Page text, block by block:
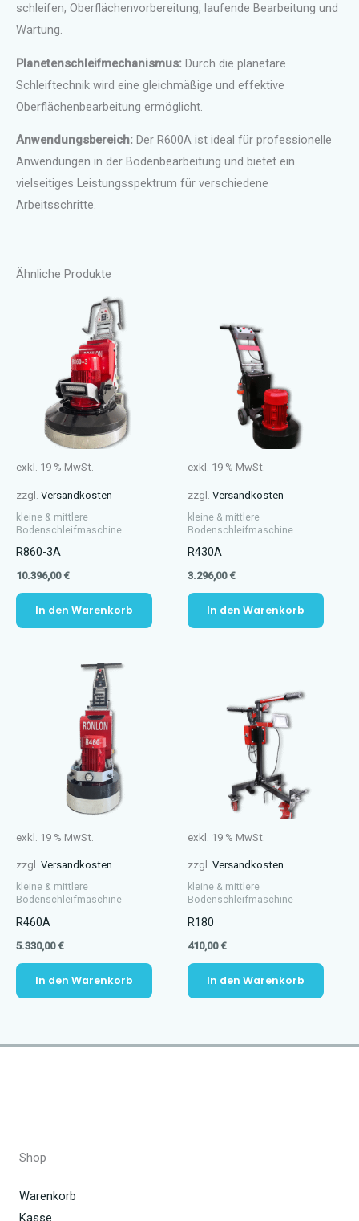
schleifen, Oberflächenvorbereitung, laufende Bearbeitung und
Wartung.
Planetenschleifmechanismus: Durch die planetare
Schleiftechnik wird eine gleichmäßige und effektive
Oberflächenbearbeitung ermöglicht.
Anwendungsbereich: Der R600A ist ideal für professionelle
Anwendungen in der Bodenbearbeitung und bietet ein
vielseitiges Leistungsspektrum für verschiedene
Arbeitsschritte.
Ähnliche Produkte
exkl. 19 % MwSt.
zzgl. Versandkosten
kleine & mittlere
Bodenschleifmaschine
R860-3A
10.396,00€
In den Warenkorb
exkl. 19 % MwSt.
zzgl. Versandkosten
kleine & mittlere
Bodenschleifmaschine
R430A
3.296,00€
In den Warenkorb
exkl. 19 % MwSt.
zzgl. Versandkosten
kleine & mittlere
Bodenschleifmaschine
R460A
5.330,00€
In den Warenkorb
exkl. 19 % MwSt.
zzgl. Versandkosten
kleine & mittlere
Bodenschleifmaschine
R180
410,00€
In den Warenkorb
Shop
Warenkorb
Kasse